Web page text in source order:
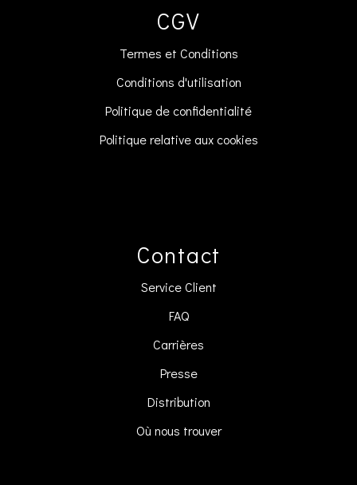
CGV
Termes et Conditions
Conditions d'utilisation
Politique de confidentialité
Politique relative aux cookies
Contact
Service Client
FAQ
Carrières
Presse
Distribution
Où nous trouver